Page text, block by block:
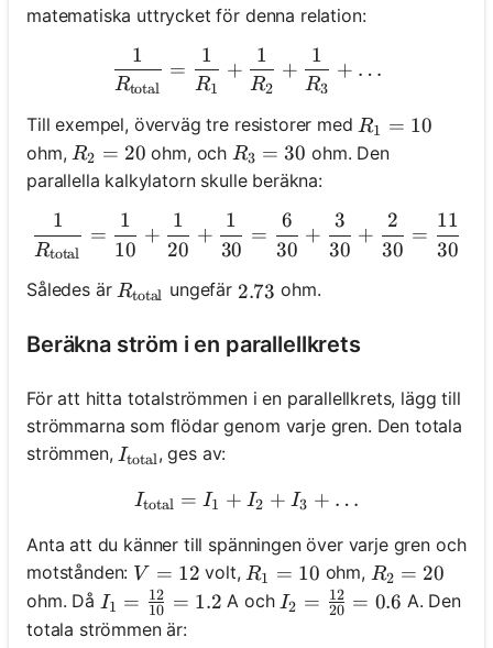
matematiska uttrycket för denna relation:
Rtotal
1
=
R1
1
+
R2
1
+
R3
1
+ …
Till exempel, överväg tre resistorer med R_1 = 10
R1 = 10
ohm, R_2 = 20
R2 = 20 ohm, och R_3 = 30
R3 = 30 ohm. Den
parallella kalkylatorn skulle beräkna:
Rtotal
1
=
10
1
+
20
1
+
30
1
=
30
6
+
30
3
+
30
2
=
30
11
Således är R_{\text{total}}
Rtotal ungefär 2.73
2.73 ohm.
Beräkna ström i en parallellkrets
För att hitta totalströmmen i en parallellkrets, lägg till
strömmarna som flödar genom varje gren. Den totala
strömmen, I_{\text{total}}
Itotal, ges av:
I_{\text{total}} = I_1 +
Itotal = I1 + I2 + I3 + …
Anta att du känner till spänningen över varje gren och
motstånden: V = 12
V = 12 volt, R_1 = 10
R1 = 10 ohm, R_2 = 20
R2 = 20
ohm. Då I_1 = \frac{12}{10} = 1.2
I1 = 10
12 = 1.2 A och I_2 = \frac{12}{20} =
I2 = 20
12 = 0.6 A. Den
totala strömmen är: